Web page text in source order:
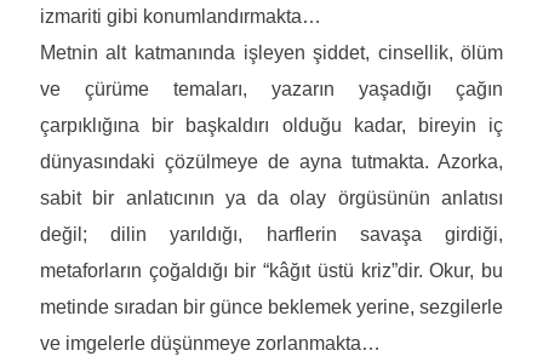
izmariti gibi konumlandırmakta…
Metnin alt katmanında işleyen şiddet, cinsellik, ölüm
ve çürüme temaları, yazarın yaşadığı çağın
çarpıklığına bir başkaldırı olduğu kadar, bireyin iç
dünyasındaki çözülmeye de ayna tutmakta. Azorka,
sabit bir anlatıcının ya da olay örgüsünün anlatısı
değil; dilin yarıldığı, harflerin savaşa girdiği,
metaforların çoğaldığı bir “kâğıt üstü kriz”dir. Okur, bu
metinde sıradan bir günce beklemek yerine, sezgilerle
ve imgelerle düşünmeye zorlanmakta…